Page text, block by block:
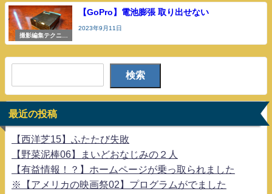
撮影編集テクニッ
クや機材のこと
【GoPro】電池膨張 取り出せない
2023年9月11日
検索
最近の投稿
【西洋芝15】ふたたび失敗
【野菜泥棒06】まいどおなじみの２人
【有益情報！？】ホームページが乗っ取られました
※【アメリカの映画祭02】プログラムがでました